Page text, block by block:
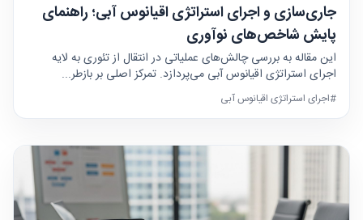
جاری‌سازی و اجرای استراتژی اقیانوس آبی؛ راهنمای
پایش شاخص‌های نوآوری
این مقاله به بررسی چالش‌های عملیاتی در انتقال از تئوری به لایه
اجرای استراتژی اقیانوس آبی می‌پردازد. تمرکز اصلی بر بازطر...
#اجرای استراتژی اقیانوس آبی